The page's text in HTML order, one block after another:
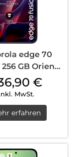
edge 70
GB Orient
Blue
€
MwSt.
erfahren